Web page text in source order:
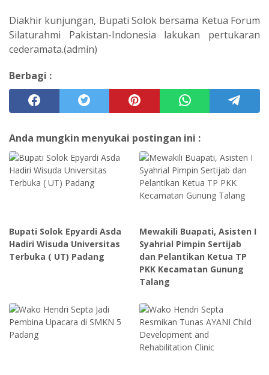
Diakhir kunjungan, Bupati Solok bersama Ketua Forum
Silaturahmi Pakistan-Indonesia lakukan pertukaran
cederamata.(admin)
Berbagi :
Anda mungkin menyukai postingan ini :
Bupati Solok Epyardi Asda
Hadiri Wisuda Universitas
Terbuka ( UT) Padang
Mewakili Buapati, Asisten I
Syahrial Pimpin Sertijab
dan Pelantikan Ketua TP
PKK Kecamatan Gunung
Talang